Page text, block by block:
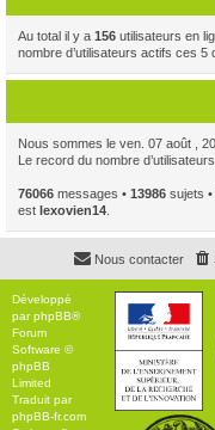
Au total il y a 156 utilisateurs en
nombre d’utilisateurs actifs ces 5
Nous sommes le ven. 07 août ,
Le record du nombre
76066 messages • 13986 sujets •
est lexovien14
Nous contacter
Développé
parphpBB®
Forum
Software ©
phpBB
Limited
Traduit par
phpBB-fr.com